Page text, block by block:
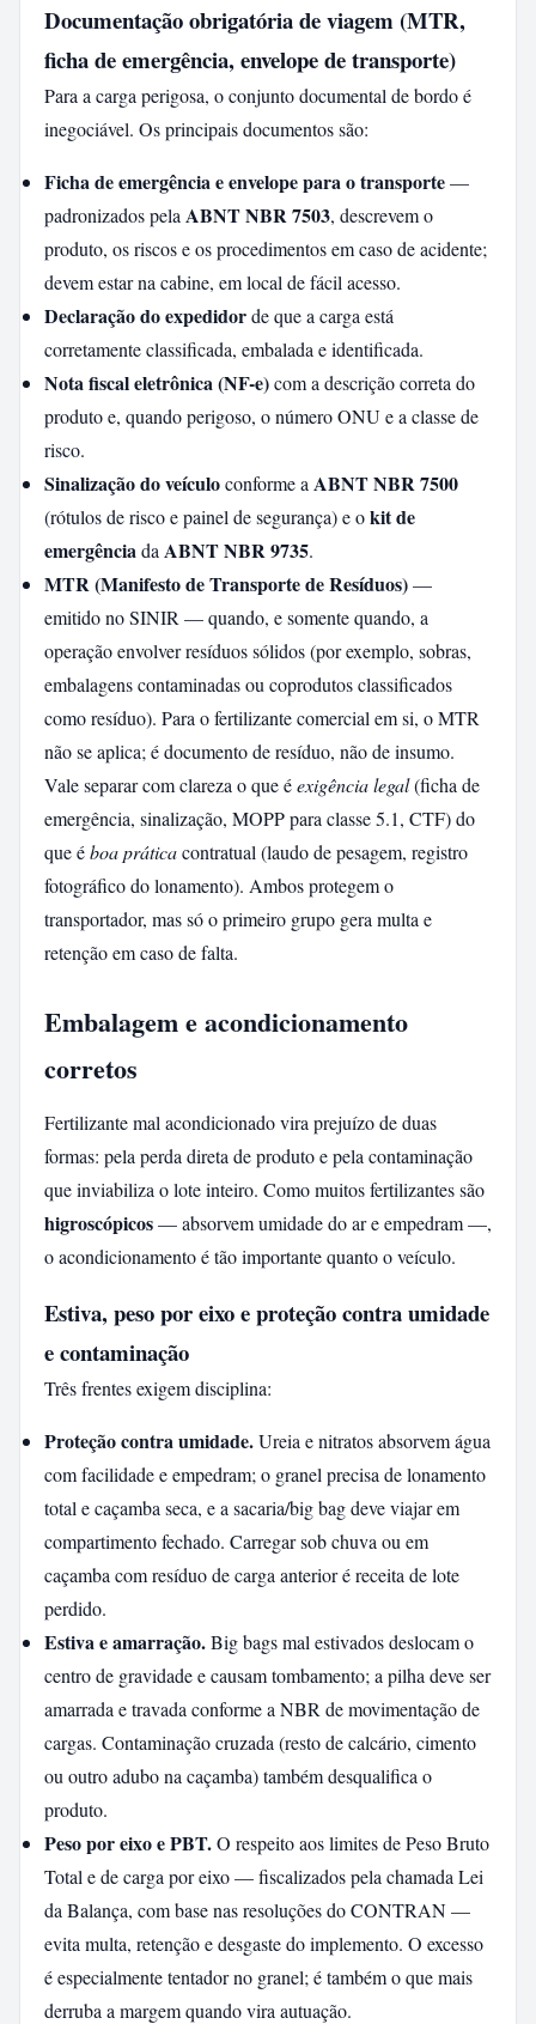
Documentação obrigatória de viagem (MTR,
ficha de emergência, envelope de transporte)
Para a carga perigosa, o conjunto documental de bordo é
inegociável. Os principais documentos são:
Ficha de emergência e envelope para o transporte—
padronizados pelaABNT NBR 7503, descrevem o
produto, os riscos e os procedimentos em caso de acidente;
devem estar na cabine, em local de fácil acesso.
Declaração do expedidorde que a carga está
corretamente classificada, embalada e identificada.
Nota fiscal eletrônica (NF-e)com a descrição correta do
produto e, quando perigoso, o número ONU e a classe de
risco.
Sinalização do veículoconforme aABNT NBR 7500
(rótulos de risco e painel de segurança) e okit de
emergênciadaABNT NBR 9735.
MTR (Manifesto de Transporte de Resíduos)—
emitido no SINIR — quando, e somente quando, a
operação envolver resíduos sólidos (por exemplo, sobras,
embalagens contaminadas ou coprodutos classificados
como resíduo). Para o fertilizante comercial em si, o MTR
não se aplica; é documento de resíduo, não de insumo.
Vale separar com clareza o que éexigência legal(ficha de
emergência, sinalização, MOPP para classe 5.1, CTF) do
que éboa práticacontratual (laudo de pesagem, registro
fotográfico do lonamento). Ambos protegem o
transportador, mas só o primeiro grupo gera multa e
retenção em caso de falta.
Embalagem e acondicionamento
corretos
Fertilizante mal acondicionado vira prejuízo de duas
formas: pela perda direta de produto e pela contaminação
que inviabiliza o lote inteiro. Como muitos fertilizantes são
higroscópicos— absorvem umidade do ar e empedram —,
o acondicionamento é tão importante quanto o veículo.
Estiva, peso por eixo e proteção contra umidade
e contaminação
Três frentes exigem disciplina:
Proteção contra umidade.Ureia e nitratos absorvem água
com facilidade e empedram; o granel precisa de lonamento
total e caçamba seca, e a sacaria/big bag deve viajar em
compartimento fechado. Carregar sob chuva ou em
caçamba com resíduo de carga anterior é receita de lote
perdido.
Estiva e amarração.Big bags mal estivados deslocam o
centro de gravidade e causam tombamento; a pilha deve ser
amarrada e travada conforme a NBR de movimentação de
cargas. Contaminação cruzada (resto de calcário, cimento
ou outro adubo na caçamba) também desqualifica o
produto.
Peso por eixo e PBT.O respeito aos limites de Peso Bruto
Total e de carga por eixo — fiscalizados pela chamada Lei
da Balança, com base nas resoluções do CONTRAN —
evita multa, retenção e desgaste do implemento. O excesso
é especialmente tentador no granel; é também o que mais
derruba a margem quando vira autuação.